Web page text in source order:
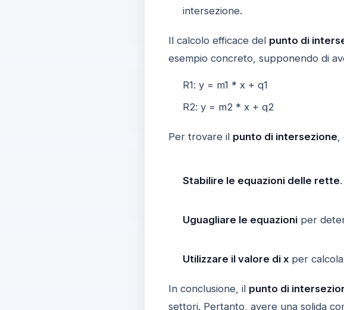
intersezione.
Il calcolo efficace del punto di
esempio concreto, supponendo di
R1: y = m1 * x + q1
R2: y = m2 * x + q2
Per trovare il punto di intersezione
Stabilire le equazioni delle rette.
Uguagliare le equazioniper
Utilizzare il valore di xper
In conclusione, il punto di
settori. Pertanto, avere una solida